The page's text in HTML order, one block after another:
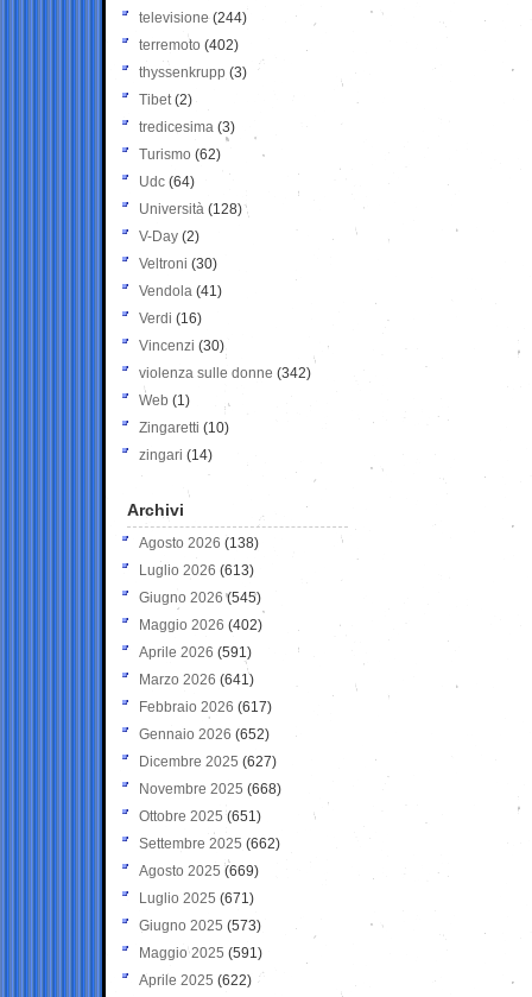
televisione(244)
terremoto (402)
thyssenkrupp (3)
Tibet(2)
tredicesima (3)
Turismo (62)
Udc (64)
Università (128)
V-Day (2)
Veltroni (30)
Vendola (41)
Verdi (16)
Vincenzi (30)
violenza sulle donne (342)
Web (1)
Zingaretti (10)
zingari (14)
Archivi
Agosto 2026 (138)
Luglio 2026 (613)
Giugno 2026 (545)
Maggio 2026 (402)
Aprile 2026 (591)
Marzo 2026 (641)
Febbraio 2026 (617)
Gennaio 2026 (652)
Dicembre 2025 (627)
Novembre 2025 (668)
Ottobre 2025 (651)
Settembre 2025 (662)
Agosto 2025 (669)
Luglio 2025 (671)
Giugno 2025 (573)
Maggio 2025 (591)
Aprile 2025 (622)